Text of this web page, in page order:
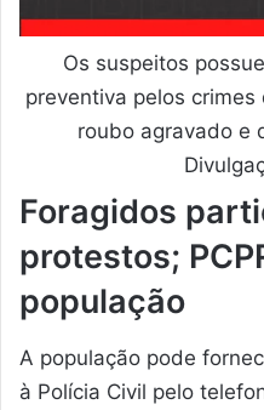
Os suspeitos
preventiva pelos
roubo agravado e
Foragidos
protestos;
população
A população pode
à Polícia Civil pelo